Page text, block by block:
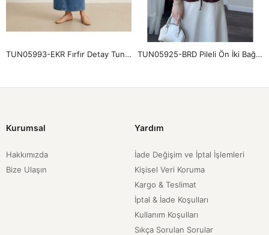
TUN05993-EKR Fırfır Detay Tunik-Ekru TUN05925-BRD Pileli Ön İki Bağlamalı Tunik-Bordo
Kurumsal
Hakkımızda
Bize Ulaşın
Yardım
İade Değişim ve İptal İşlemleri
Kişisel Veri Koruma
Kargo & Teslimat
İptal & İade Koşulları
Kullanım Koşulları
Sıkça Sorulan Sorular